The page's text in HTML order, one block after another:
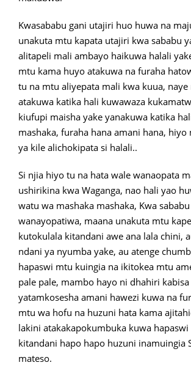
Kwasababu gani utajiri huo huwa na
unakuta mtu kapata utajiri kwa sababu
alitapeli mali ambayo haikuwa halali
mtu kama huyo atakuwa na furaha
tu na mtu aliyepata mali kwa kuua,
atakuwa katika hali kuwawaza
kiufupi maisha yake yanakuwa katika
mashaka, furaha hana amani hana, hiyo
ya kile alichokipata si halali..
Si njia hiyo tu na hata wale wanaopata
ushirikina kwa Waganga, nao hali yao
watu wa mashaka mashaka, Kwa
wanayopatiwa, maana unakuta mtu
kutokulala kitandani awe ana lala chini,
ndani ya nyumba yake, au atenge
hapaswi mtu kuingia na ikitokea mtu
pale pale, mambo hayo ni dhahiri
yatamkosesha amani hawezi kuwa na
mtu wa hofu na huzuni hata kama
lakini atakakapokumbuka kuwa hapaswi
kitandani hapo hapo huzuni inamuingia
mateso.